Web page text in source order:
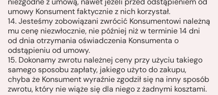
umowy Konsument faktycznie z nich korzystał.
14. Jesteśmy zobowiązani zwrócić Konsumentowi należną
mu cenę niezwłocznie, nie później niż w terminie 14 dni
od dnia otrzymania oświadczenia Konsumenta o
odstąpieniu od umowy.
15. Dokonamy zwrotu należnej ceny przy użyciu takiego
samego sposobu zapłaty, jakiego użyto do zakupu,
chyba że Konsument wyraźnie zgodził się na inny sposób
zwrotu, który nie wiąże się dla niego z żadnymi kosztami.